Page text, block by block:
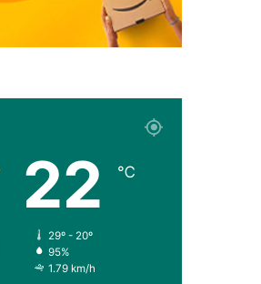
22 ℃
29º - 20º
95%
1.79 km/h